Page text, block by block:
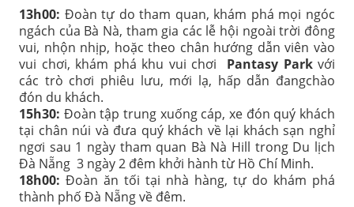
13h00: Đoàn tự do tham quan, khám phá mọi ngóc
ngách của Bà Nà, tham gia các lễ hội ngoài trời đông
vui, nhộn nhịp, hoặc theo chân hướng dẫn viên vào
vui chơi, khám phá khu vui chơi Pantasy Parkvới
các trò chơi phiêu lưu, mới lạ, hấp dẫn đangchào
đón du khách.
15h30: Đoàn tập trung xuống cáp, xe đón quý khách
tại chân núi và đưa quý khách về lại khách sạn nghỉ
ngơi sau 1 ngày tham quan Bà Nà Hill trong Du lịch
Đà Nẵng 3 ngày 2 đêm khởi hành từ Hồ Chí Minh.
18h00: Đoàn ăn tối tại nhà hàng, tự do khám phá
thành phố Đà Nẵng về đêm.